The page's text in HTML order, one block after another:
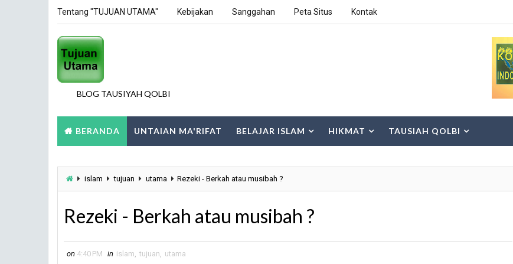
Tentang "TUJUAN UTAMA" Kebijakan Sanggahan Peta Situs Kontak
BLOG TAUSIYAH QOLBI
BERANDA UNTAIAN MA'RIFAT BELAJAR ISLAM HIKMAT TAUSIAH QOLBI
islam tujuan utama Rezeki - Berkah atau musibah ?
Rezeki - Berkah atau musibah ?
on 4:40 PM in islam tujuan utama